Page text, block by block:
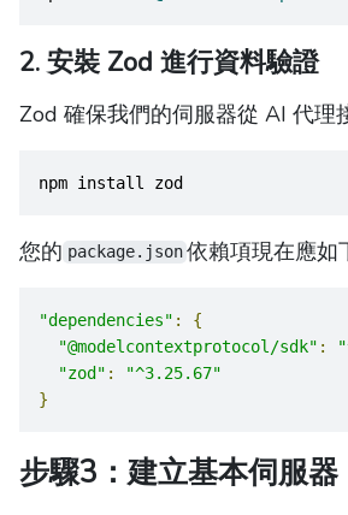
2. 安裝 Zod 進行資料驗證
Zod 確保我們的伺服器從 AI 代理
npm install zod
您的 package.json 依賴項現在應如
"dependencies" :
{
"@modelcontextprotocol/sdk" :
"zod" :
"^3.25.67"
}
步驟3：建立基本伺服器